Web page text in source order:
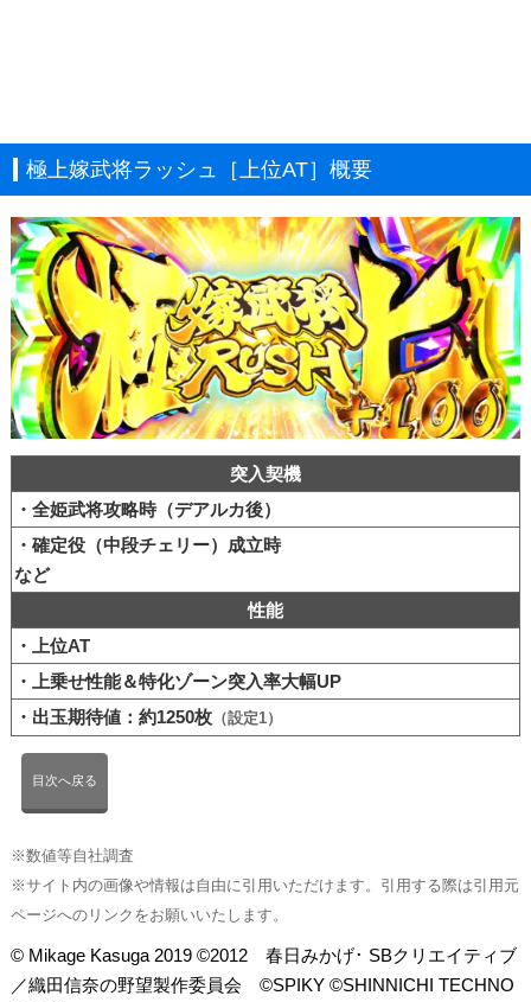
極上嫁武将ラッシュ［上位AT］概要
突入契機
・全姫武将攻略時（デアルカ後）
・確定役（中段チェリー）成立時
など
性能
・上位AT
・上乗せ性能＆特化ゾーン突入率大幅UP
・出玉期待値：約1250枚 （設定1）
目次へ戻る
※数値等自社調査
※サイト内の画像や情報は自由に引用いただけます。引用する際は引用元
ページへのリンクをお願いいたします。
© Mikage Kasuga 2019 ©2012 春日みかげ･ SBクリエイティブ
／織田信奈の野望製作委員会 ©SPIKY ©SHINNICHI TECHNO